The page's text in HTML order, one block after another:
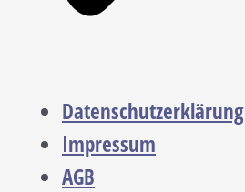
Datenschutzerklärung
Impressum
AGB